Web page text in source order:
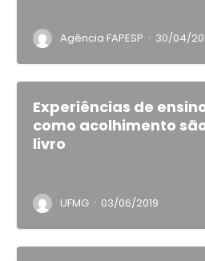
Agência FAPESP · 30/04/
Experiências de
como acolhimento
livro
UFMG · 03/06/2019